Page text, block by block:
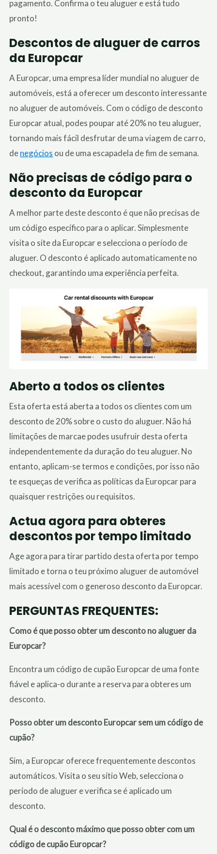
pagamento. Confirma o teu aluguer e está tudo
pronto!
Descontos de aluguer de carros
da Europcar
A Europcar, uma empresa líder mundial no aluguer de
automóveis, está a oferecerum desconto interessante
no aluguer de automóveis. Com o código de desconto
Europcar atual, podes poupar até 20% no teu aluguer,
tornando mais fácil desfrutar de uma viagem de carro,
denegócios ou de uma escapadela de fim de semana.
Não precisas de código para o
desconto da Europcar
A melhor parte deste desconto é que não precisas de
um código específico para o aplicar.Simplesmente
visita o site da Europcar e selecciona o período de
aluguer. O desconto é aplicado automaticamente no
checkout, garantindo uma experiência perfeita.
Aberto a todos os clientes
Esta oferta está aberta a todos os clientes com um
desconto de 20% sobre o custo do aluguer. Não há
limitações de marcae podes usufruir desta oferta
independentemente da duração do teu aluguer. No
entanto, aplicam-se termos e condições, por isso não
te esqueças deverifica as políticas da Europcar para
quaisquer restrições ou requisitos.
Actua agora para obteres
descontos por tempo limitado
Age agora para tirar partido desta oferta por tempo
limitado e torna o teu próximo aluguer de automóvel
mais acessível com o generoso desconto da Europcar.
PERGUNTAS FREQUENTES:
Como é que posso obter um desconto no aluguer da
Europcar?
Encontra um código de cupão Europcar de uma fonte
fiável e aplica-o durante a reserva para obteres um
desconto.
Posso obter um desconto Europcar sem um código de
cupão?
Sim, a Europcar oferece frequentemente descontos
automáticos. Visita o seu sítio Web, selecciona o
período de aluguer e verifica se é aplicado um
desconto.
Qual é o desconto máximo que posso obter com um
código de cupão Europcar?